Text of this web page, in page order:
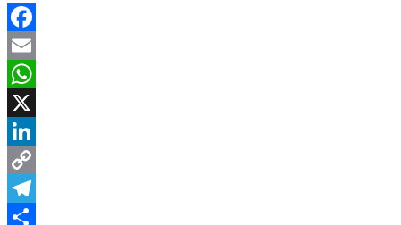
Facebook
Email
WhatsApp
X
LinkedIn
Copy
Link
Telegram